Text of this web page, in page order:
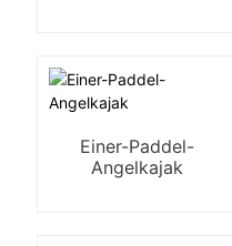
Einer-Paddel-
Angelkajak